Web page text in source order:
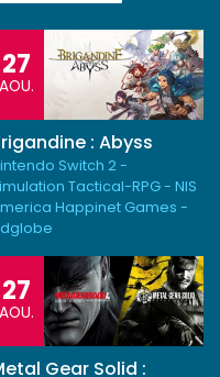
27
AOU.
: Abyss
Switch 2 -
Tactical-RPG - NIS
Happinet Games -
27
AOU.
Gear Solid :